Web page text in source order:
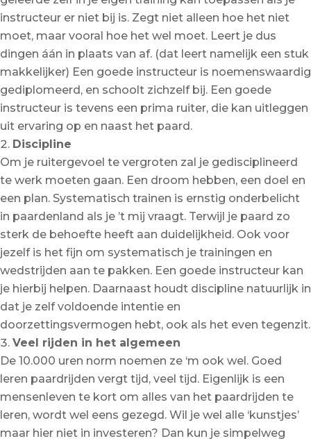
instructeur er niet bij is. Zegt niet alleen hoe het niet
moet, maar vooral hoe het wel moet. Leert je dus
dingen áán in plaats van af. (dat leert namelijk een stuk
makkelijker) Een goede instructeur is noemenswaardig
gediplomeerd, en schoolt zichzelf bij. Een goede
instructeur is tevens een prima ruiter, die kan uitleggen
uit ervaring op en naast het paard.
Discipline
Om je ruitergevoel te vergroten zal je gedisciplineerd
te werk moeten gaan. Een droom hebben, een doel en
een plan. Systematisch trainen is ernstig onderbelicht
in paardenland als je ’t mij vraagt. Terwijl je paard zo
sterk de behoefte heeft aan duidelijkheid. Ook voor
jezelf is het fijn om systematisch je trainingen en
wedstrijden aan te pakken. Een goede instructeur kan
je hierbij helpen. Daarnaast houdt discipline natuurlijk in
dat je zelf voldoende intentie en
doorzettingsvermogen hebt, ook als het even tegenzit.
Veel rijden in het algemeen
De 10.000 uren norm noemen ze ‘m ook wel. Goed
leren paardrijden vergt tijd, veel tijd. Eigenlijk is een
mensenleven te kort om alles van het paardrijden te
leren, wordt wel eens gezegd. Wil je wel alle ‘kunstjes’
maar hier niet in investeren? Dan kun je simpelweg